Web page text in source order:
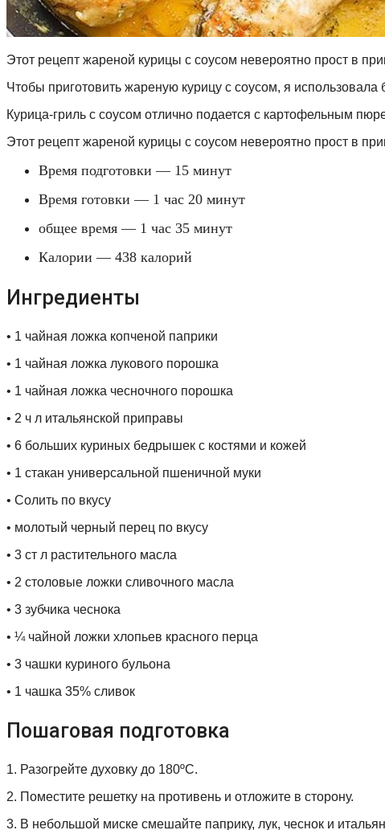
Этот рецепт жареной курицы с соусом невероятно прост в
Чтобы приготовить жареную курицу с соусом, я
Курица-гриль с соусом отлично подается с картофельным
Этот рецепт жареной курицы с соусом невероятно прост в
Время подготовки — 15 минут
Время готовки — 1 час 20 минут
общее время — 1 час 35 минут
Калории — 438 калорий
Ингредиенты
• 1 чайная ложка копченой паприки
• 1 чайная ложка лукового порошка
• 1 чайная ложка чесночного порошка
• 2 ч л итальянской приправы
• 6 больших куриных бедрышек с костями и кожей
• 1 стакан универсальной пшеничной муки
• Солить по вкусу
• молотый черный перец по вкусу
• 3 ст л растительного масла
• 2 столовые ложки сливочного масла
• 3 зубчика чеснока
• ¼ чайной ложки хлопьев красного перца
• 3 чашки куриного бульона
• 1 чашка 35% сливок
Пошаговая подготовка
1. Разогрейте духовку до 180ºC.
2. Поместите решетку на противень и отложите в сторону.
3. В небольшой миске смешайте паприку, лук, чеснок и